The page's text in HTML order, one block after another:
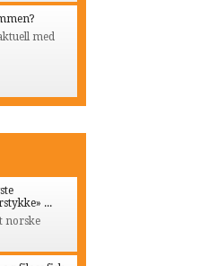
med
...
norske